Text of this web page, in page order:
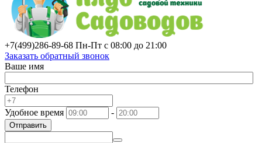
+7(499)286-89-68 Пн-Пт с 08:00 до 21:00
Заказать обратный звонок
Ваше имя
Телефон
Удобное время -
Отправить